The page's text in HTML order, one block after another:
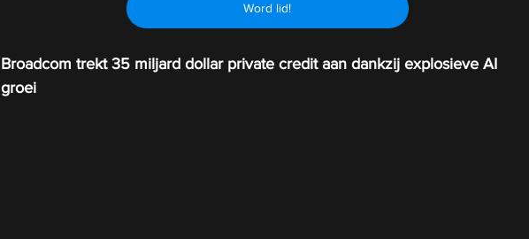
Word lid!
Broadcom trekt 35 miljard dollar private credit aan dankzij explosieve AI
groei